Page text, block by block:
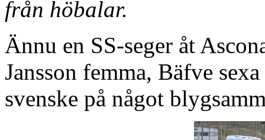
från höbalar.
Ännu en SS-seger åt
Jansson femma, Bäfve
svenske på något